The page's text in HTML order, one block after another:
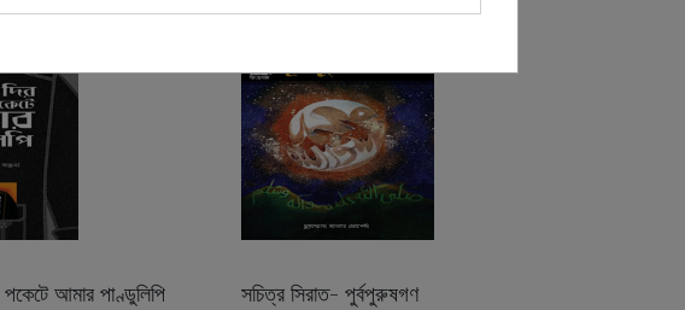
পকেটে আমার পাণ্ডুলিপি সচিত্র সিরাত- পুর্বপুরুষগণ